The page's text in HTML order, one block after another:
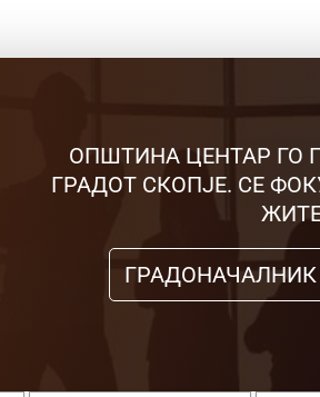
ОПШТИНА ЦЕНТАР ГО
ГРАДОТ СКОПЈЕ. СЕ
ГРАДОНАЧАЛНИК